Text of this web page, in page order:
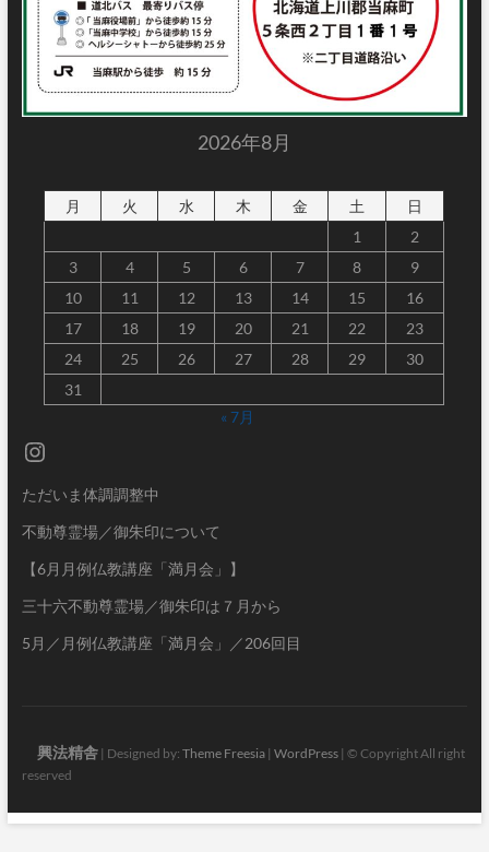
2026年8月
月 火 水 木 金 土
日
1
2
3
4 5 6 7 8
9
10
11 12 13 14 15
16
17
18 19 20 21 22
23
24
25 26 27 28 29
30
31
« 7月
Instagram
ただいま体調調整中
不動尊霊場／御朱印について
【6月月例仏教講座「満月会」】
三十六不動尊霊場／御朱印は７月から
5月／月例仏教講座「満月会」／206回目
興法精舎| Designed by: Theme Freesia| WordPress| © Copyright All right
reserved